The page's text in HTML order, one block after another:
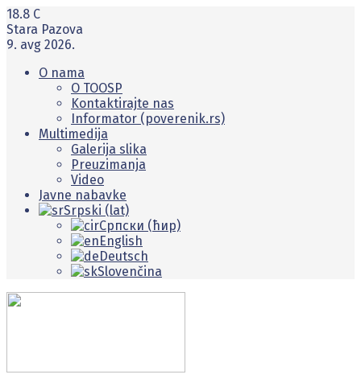
18.8 C
Stara Pazova
9. avg 2026.
O nama
O TOOSP
Kontaktirajte nas
Informator (poverenik.rs)
Multimedija
Galerija slika
Preuzimanja
Video
Javne nabavke
Srpski (lat)
Српски (ћир)
English
Deutsch
Slovenčina